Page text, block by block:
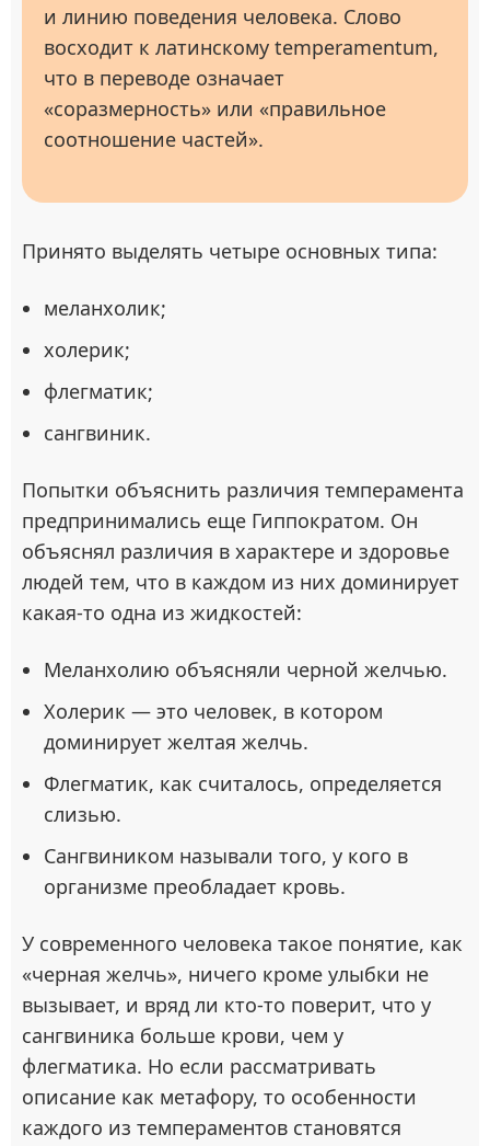
и линию поведения человека. Слово
восходит к латинскому temperamentum,
что в переводе означает
«соразмерность» или «правильное
соотношение частей».
Принято выделять четыре основных типа:
меланхолик;
холерик;
флегматик;
сангвиник.
Попытки объяснить различия темперамента
предпринимались еще Гиппократом. Он
объяснял различия в характере и здоровье
людей тем, что в каждом из них доминирует
какая-то одна из жидкостей:
Меланхолию объясняли черной желчью.
Холерик — это человек, в котором
доминирует желтая желчь.
Флегматик, как считалось, определяется
слизью.
Сангвиником называли того, у кого в
организме преобладает кровь.
У современного человека такое понятие, как
«черная желчь», ничего кроме улыбки не
вызывает, и вряд ли кто-то поверит, что у
сангвиника больше крови, чем у
флегматика. Но если рассматривать
описание как метафору, то особенности
каждого из темпераментов становятся